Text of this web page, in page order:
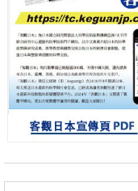
夜景也能清晰呈現在紙
科學研究
【JST事業成果】開發低
政策
日本科研費增設國際共同
經濟・社會
小岩井忠道